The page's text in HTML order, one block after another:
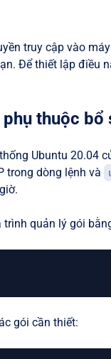
truy cập vào
Để thiết lập điều
thuộc bổ
Ubuntu 20.04
trong dòng lệnh và
quản lý gói
gói cần thiết: